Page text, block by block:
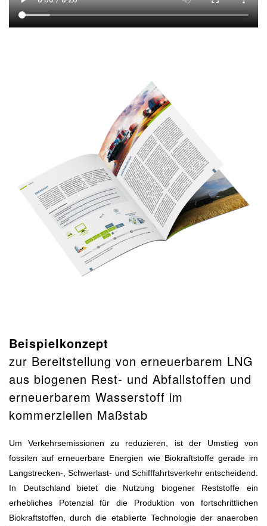
Beispielkonzept
zur Bereitstellung von erneuerbarem LNG
aus biogenen Rest- und Abfallstoffen und
erneuerbarem Wasserstoff im
kommerziellen Maßstab
Um Verkehrsemissionen zu reduzieren, ist der Umstieg von
fossilen auf erneuerbare Energien wie Biokraftstoffe gerade im
Langstrecken-, Schwerlast- und Schifffahrtsverkehr entscheidend.
In Deutschland bietet die Nutzung biogener Reststoffe ein
erhebliches Potenzial für die Produktion von fortschrittlichen
Biokraftstoffen, durch die etablierte Technologie der anaeroben